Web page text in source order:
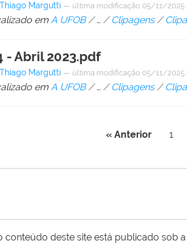
Thiago Margutti — última modificação 05/11/2025
em A UFOB /…/ Clipagens /
- Abril 2023.pdf
Thiago Margutti — última modificação 05/11/2025
em A UFOB /…/ Clipagens /
« Anterior 1
conteúdo deste site está publicado sob